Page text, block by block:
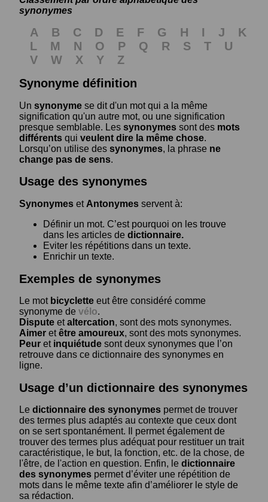
synonymes
A B C D E F G H I J
K
L
M N O P Q R S T
U
V
W X Y
Z
Synonyme définition
Un synonyme se dit d'un mot qui a la même
signification qu'un autre mot, ou une signification
presque semblable. Les synonymes sont des mots
différents qui veulent dire la même chose.
Lorsqu’on utilise des synonymes, la phrase ne
change pas de sens.
Usage des synonymes
Synonymes et Antonymes servent à:
Définir un mot. C’est pourquoi on les trouve
dans les articles de dictionnaire.
Eviter les répétitions dans un texte.
Enrichir un texte.
Exemples de synonymes
Le mot bicyclette eut être considéré comme
synonyme de vélo.
Dispute etaltercation, sont des mots synonymes.
Aimer etêtre amoureux, sont des mots synonymes.
Peur et inquiétude sont deux synonymes que l’on
retrouve dans ce dictionnaire des synonymes en
ligne.
Usage d’un dictionnaire des synonymes
Le dictionnaire des synonymes permet de trouver
des termes plus adaptés au contexte que ceux dont
on se sert spontanément. Il permet également de
trouver des termes plus adéquat pour restituer un trait
caractéristique, le but, la fonction, etc. de la chose, de
l'être, de l'action en question. Enfin, le dictionnaire
des synonymes permet d’éviter une répétition de
mots dans le même texte afin d’améliorer le style de
sa rédaction.